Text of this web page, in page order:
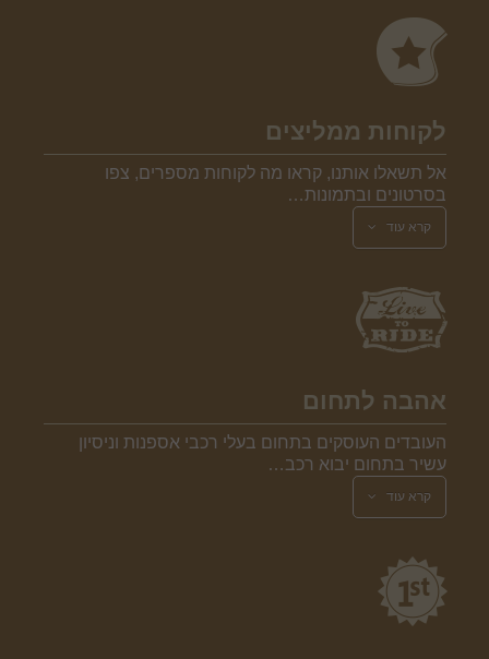
לקוחות ממליצים
אל תשאלו אותנו, קראו מה לקוחות מספרים, צפו
בסרטונים ובתמונות…
קרא עוד
אהבה לתחום
העובדים העוסקים בתחום בעלי רכבי אספנות וניסיון
עשיר בתחום יבוא רכב…
קרא עוד